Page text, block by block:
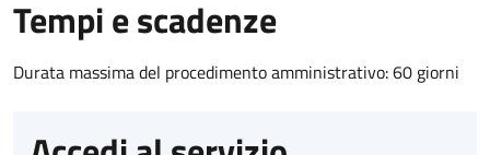
Tempi e scadenze
Durata massima del procedimento amministrativo: 60 giorni